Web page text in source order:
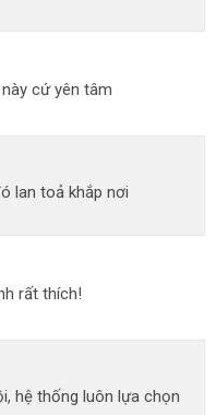
cứ yên tâm
lan toả khắp nơi
rất thích!
hệ thống luôn lựa chọn